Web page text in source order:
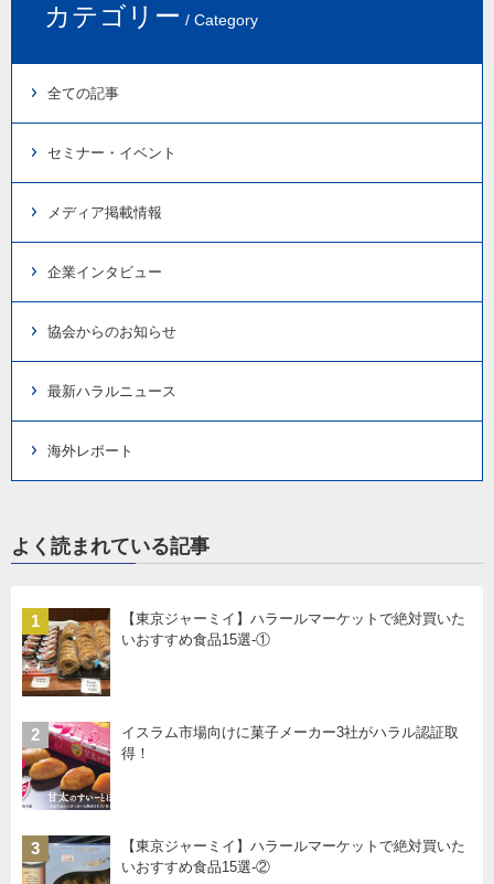
カテゴリー / Category
全ての記事
セミナー・イベント
メディア掲載情報
企業インタビュー
協会からのお知らせ
最新ハラルニュース
海外レポート
よく読まれている記事
1
【東京ジャーミイ】ハラールマーケットで絶対買いた
いおすすめ食品15選-①
2
イスラム市場向けに菓子メーカー3社がハラル認証取
得！
3
【東京ジャーミイ】ハラールマーケットで絶対買いた
いおすすめ食品15選-②